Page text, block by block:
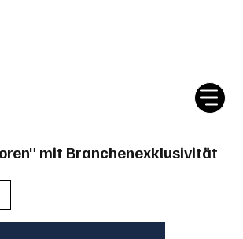
mit Branchenexklusivität